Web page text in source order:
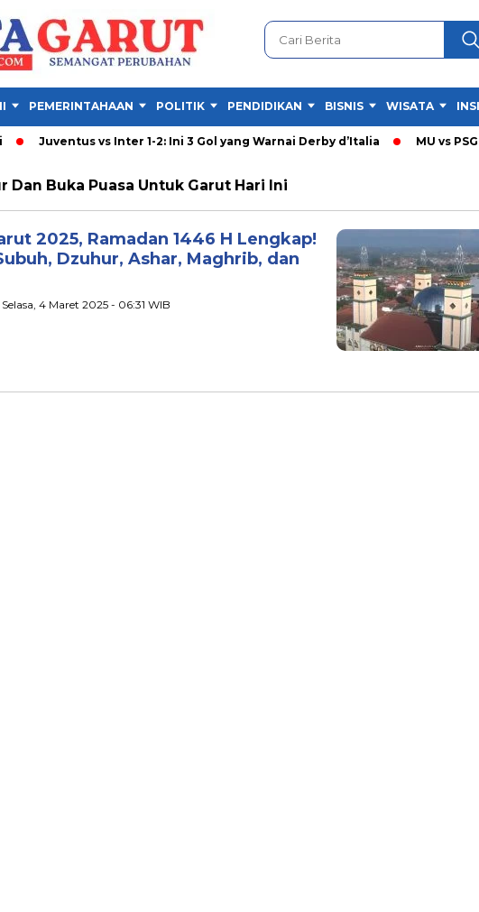
PEMERINTAHAAN POLITIK PENDIDIKAN BISNIS WISATA
Juventus vs Inter 1-2: Ini 3 Gol yang Warnai Derby d’Italia MU vs PSG:
Dan Buka Puasa Untuk Garut Hari Ini
2025, Ramadan 1446 H Lengkap!
Dzuhur, Ashar, Maghrib, dan
Selasa, 4 Maret 2025 - 06:31 WIB